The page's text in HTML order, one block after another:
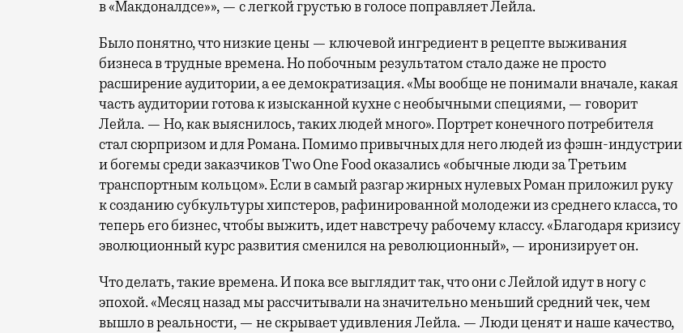
в «Макдоналдсе»», — с легкой грустью в голосе поправляет Лейла.
Было понятно, что низкие цены — ключевой ингредиент в рецепте выживания
бизнеса в трудные времена. Но побочным результатом стало даже не просто
расширение аудитории, а ее демократизация. «Мы вообще не понимали вначале, какая
часть аудитории готова к изысканной кухне с необычными специями, — говорит
Лейла. — Но, как выяснилось, таких людей много». Портрет конечного потребителя
стал сюрпризом и для Романа. Помимо привычных для него людей из фэшн-индустрии
и богемы среди заказчиков Two One Food оказались «обычные люди за Третьим
транспортным кольцом». Если в самый разгар жирных нулевых Роман приложил руку
к созданию субкультуры хипстеров, рафинированной молодежи из среднего класса, то
теперь его бизнес, чтобы выжить, идет навстречу рабочему классу. «Благодаря кризису
эволюционный курс развития сменился на революционный», — иронизирует он.
Что делать, такие времена. И пока все выглядит так, что они с Лейлой идут в ногу с
эпохой. «Месяц назад мы рассчитывали на значительно меньший средний чек, чем
вышло в реальности, — не скрывает удивления Лейла. — Люди ценят и наше качество,